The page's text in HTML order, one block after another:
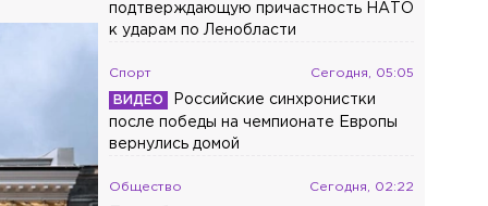
подтверждающую причастность НАТО
к ударам по Ленобласти
Спорт Сегодня, 05:05
Российские синхронистки
после победы на чемпионате Европы
вернулись домой
Общество Сегодня, 02:22